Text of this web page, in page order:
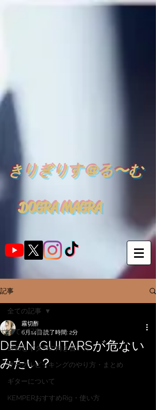
きりぎりす＠る〜む
DOGRA MAGRA
記事
全ての記事
SNSとギターの向き合い方
サークルピッキングのやり方・まとめ
ギターについて
KEMPERおすすめRig・使い方
全ての記事
DEAN GUITARSが危ない
みたい？
霧切酢
6月14日 読了時間: 2分